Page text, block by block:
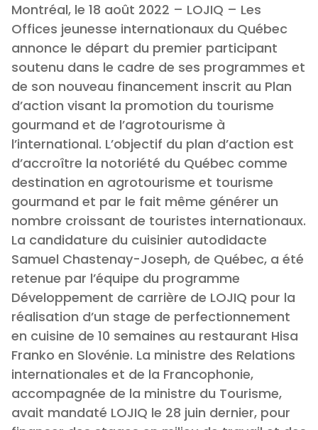
Montréal, le 18 août 2022 – LOJIQ – Les
Offices jeunesse internationaux du Québec
annonce le départ du premier participant
soutenu dans le cadre de ses programmes et
de son nouveau financement inscrit au Plan
d’action visant la promotion du tourisme
gourmand et de l’agrotourisme à
l’international. L’objectif du plan d’action est
d’accroître la notoriété du Québec comme
destination en agrotourisme et tourisme
gourmand et par le fait même générer un
nombre croissant de touristes internationaux.
La candidature du cuisinier autodidacte
Samuel Chastenay-Joseph, de Québec, a été
retenue par l’équipe du programme
Développement de carrière de LOJIQ pour la
réalisation d’un stage de perfectionnement
en cuisine de 10 semaines au restaurant Hisa
Franko en Slovénie. La ministre des Relations
internationales et de la Francophonie,
accompagnée de la ministre du Tourisme,
avait mandaté LOJIQ le 28 juin dernier, pour